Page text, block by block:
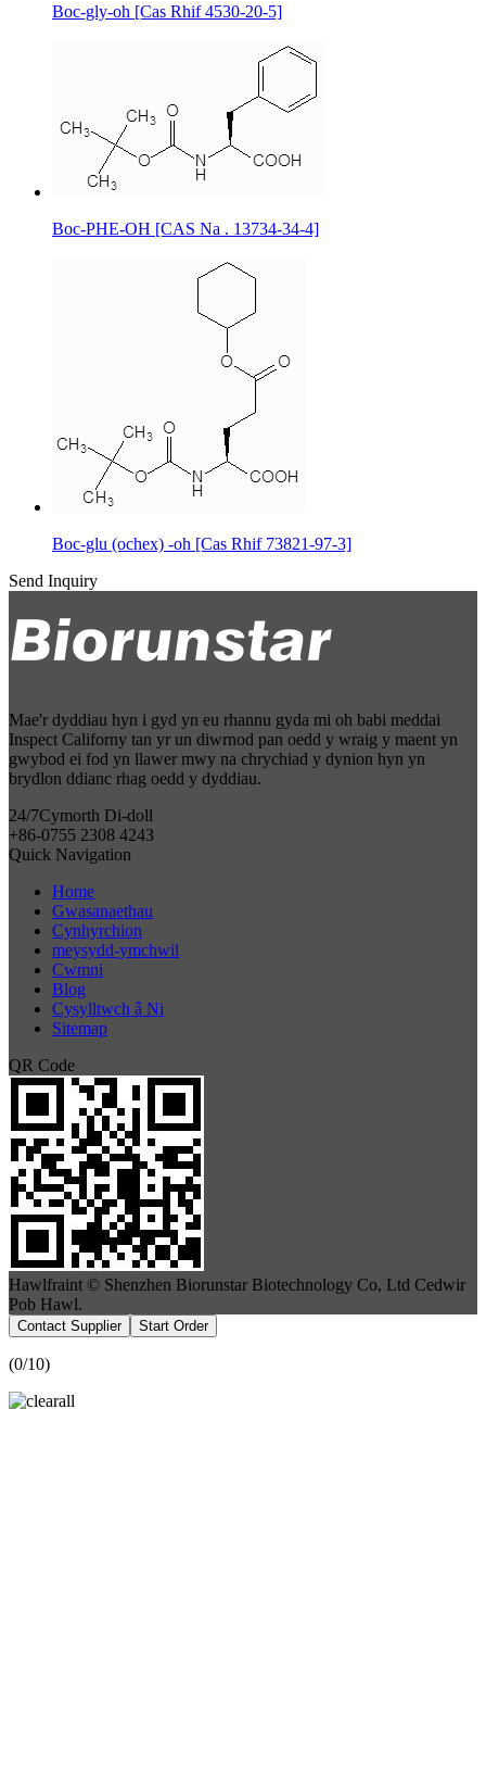
Boc-gly-oh [Cas Rhif 4530-20-5]
Boc-PHE-OH [CAS Na . 13734-34-4]
Boc-glu (ochex) -oh [Cas Rhif 73821-97-3]
Send Inquiry
Mae'r dyddiau hyn i gyd yn eu rhannu gyda mi oh babi meddai
Inspect Californy tan yr un diwrnod pan oedd y wraig y maent yn
gwybod ei fod yn llawer mwy na chrychiad y dynion hyn yn
brydlon ddianc rhag oedd y dyddiau.
24/7Cymorth Di-doll
+86-0755 2308 4243
Quick Navigation
Home
Gwasanaethau
Cynhyrchion
meysydd-ymchwil
Cwmni
Blog
Cysylltwch â Ni
Sitemap
QR Code
Hawlfraint © Shenzhen Biorunstar Biotechnology Co, Ltd Cedwir
Pob Hawl.
Contact Supplier Start Order
(0/10)